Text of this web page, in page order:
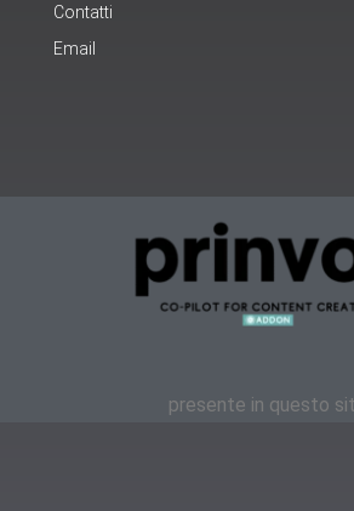
Contatti
Email
presente in questo